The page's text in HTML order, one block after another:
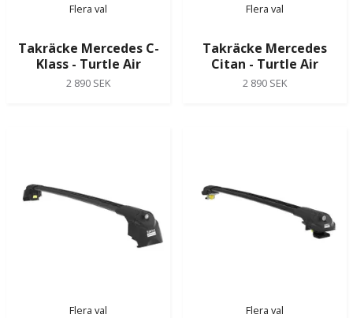
Flera val
Takräcke Mercedes C-
Klass - Turtle Air
2 890 SEK
Flera val
Takräcke Mercedes
Citan - Turtle Air
2 890 SEK
Flera val Flera val